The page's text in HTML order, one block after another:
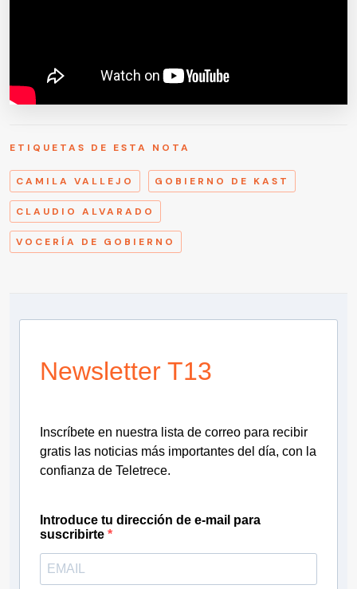
ETIQUETAS DE ESTA NOTA
CAMILA VALLEJO GOBIERNO DE KAST
CLAUDIO ALVARADO
VOCERÍA DE GOBIERNO
Newsletter T13
Inscríbete en nuestra lista de correo para recibir
gratis las noticias más importantes del día, con la
confianza de Teletrece.
Introduce tu dirección de e-mail para
suscribirte